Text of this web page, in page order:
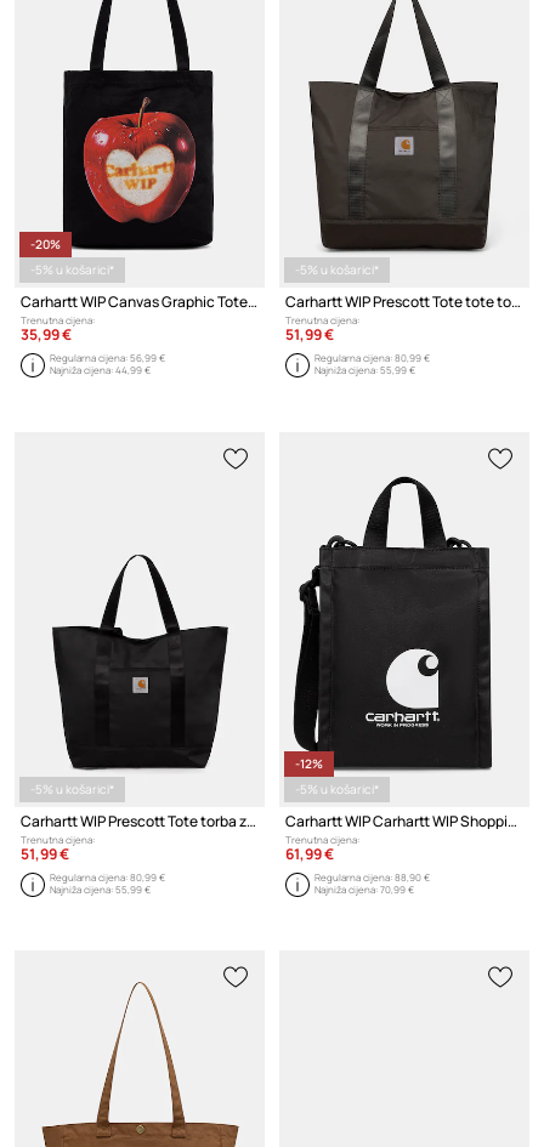
-20%
-5% u košarici*
Carhartt WIP Canvas Graphic Tote tote torba za žene pamučna
Trenutna cijena:
35,99 €
Regularna cijena:56,99 €
Najniža cijena:44,99 €
-5% u košarici*
Carhartt WIP Prescott Tote tote torba ženska
Trenutna cijena:
51,99 €
Regularna cijena:80,99 €
Najniža cijena:55,99 €
-5% u košarici*
Carhartt WIP Prescott Tote torba za žene
Trenutna cijena:
51,99 €
Regularna cijena:80,99 €
Najniža cijena:55,99 €
-12%
-5% u košarici*
Carhartt WIP Carhartt WIP Shopping Bag tote torba za žene pamučna
Trenutna cijena:
61,99 €
Regularna cijena:88,90 €
Najniža cijena:70,99 €